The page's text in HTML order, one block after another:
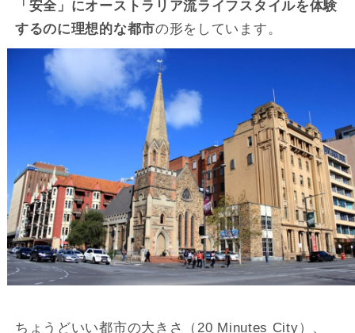
「安全」にオーストラリア流ライフスタイルを体験
するのに理想的な都市の形をしています。
ちょうどいい都市の大きさ（20 Minutes City）、